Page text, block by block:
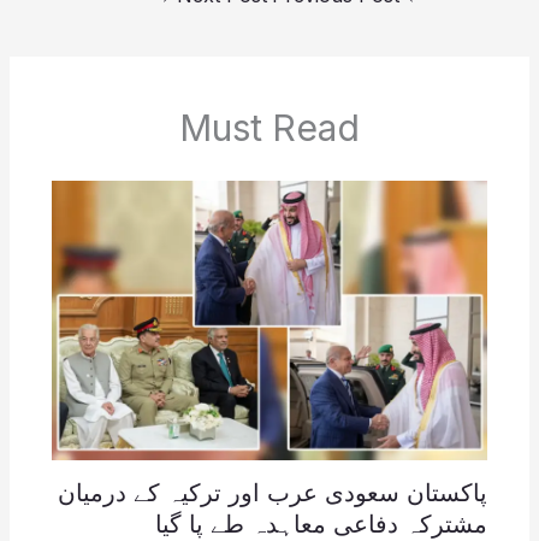
Must Read
پاکستان سعودی عرب اور ترکیہ کے درمیان
مشترکہ دفاعی معاہدہ طے پا گیا